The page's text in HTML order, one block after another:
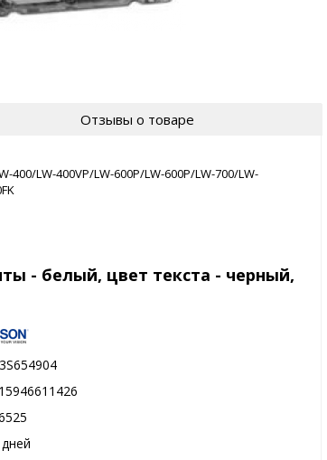
Отзывы о товаре
400/LW-400VP/LW-600P/LW-600P/LW-700/LW-
- белый, цвет текста - черный,